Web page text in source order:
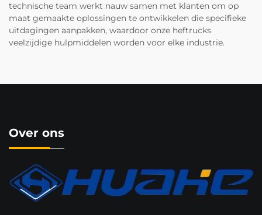
technische team werkt nauw samen met klanten om op
maat gemaakte oplossingen te ontwikkelen die specifieke
uitdagingen aanpakken, waardoor onze heftrucks
veelzijdige hulpmiddelen worden voor elke industrie.
Over ons